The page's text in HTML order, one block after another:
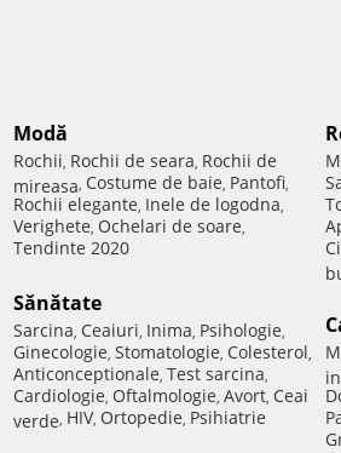
Modă
Rochii, Rochii de seara, Rochii de
mireasa, Costume de baie, Pantofi,
Rochii elegante, Inele de logodna,
Verighete, Ochelari de soare,
Tendinte 2020
Sănătate
Sarcina, Ceaiuri, Inima, Psihologie,
Ginecologie, Stomatologie, Colesterol,
Anticonceptionale, Test sarcina,
Cardiologie, Oftalmologie, Avort, Ceai
verde, HIV, Ortopedie, Psihiatrie